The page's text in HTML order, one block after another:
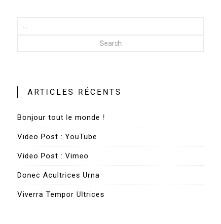
Search
ARTICLES RÉCENTS
Bonjour tout le monde !
Video Post : YouTube
Video Post : Vimeo
Donec Acultrices Urna
Viverra Tempor Ultrices